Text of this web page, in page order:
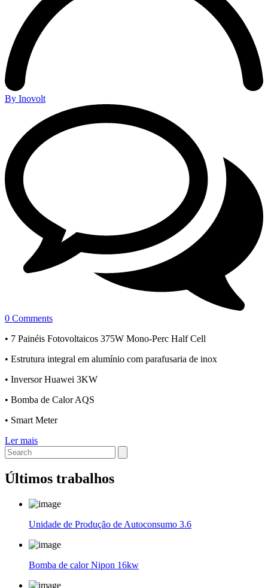
By Inovolt
0 Comments
• 7 Painéis Fotovoltaicos 375W Mono-Perc Half Cell
• Estrutura integral em alumínio com parafusaria de inox
• Inversor Huawei 3KW
• Bomba de Calor AQS
• Smart Meter
Ler mais
Search
for:
Últimos trabalhos
Unidade de Produção de Autoconsumo 3.6
Bomba de calor Nipon 16kw